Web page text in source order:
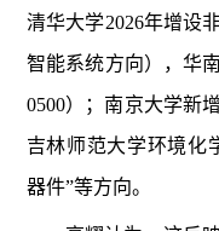
清华大学2026年增设
智能系统方向），华
0500）；南京大学新
吉林师范大学环境化
器件”等方向。